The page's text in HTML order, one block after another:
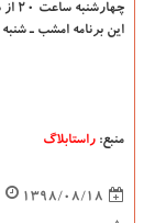
چهارشنبه ساعت ۲۰ از شبكه نسیم پخش می شود.
این برنامه امشب ـ شنبه ـ ۱۸ آبان ماه ساعت ۲۰ روی آنتن می
منبع: راستابلاگ
1398/08/18